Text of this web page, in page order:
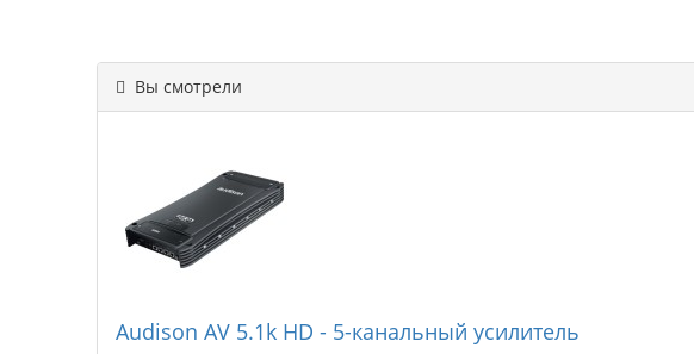
Вы смотрели
Audison AV 5.1k HD - 5-канальный усилитель